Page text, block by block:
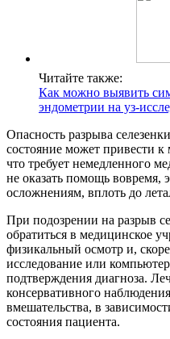
Читайте также:
Как можно выявить
эндометрии на уз-
Опасность разрыва
состояние может привести
что требует немедленного
не оказать помощь вовремя,
осложнениям, вплоть до
При подозрении на разрыв
обратиться в медицинское
физикальный осмотр и,
исследование или
подтверждения диагноза.
консервативного
вмешательства, в
состояния пациента.